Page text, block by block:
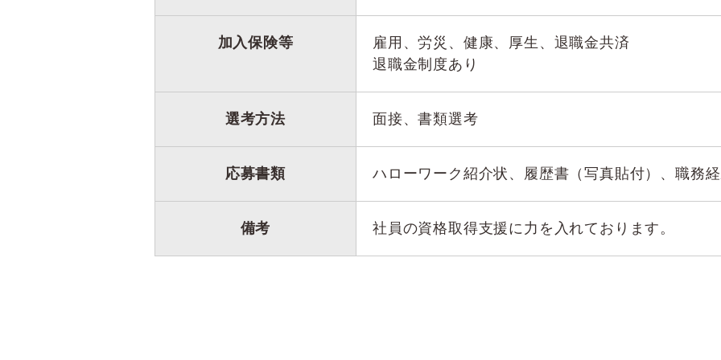
加入保険等
雇用、労災、健康、厚生、退職金共済
退職金制度あり
選考方法 面接、書類選考
応募書類 ハローワーク紹介状、履歴書（写真貼付）、職務
備考 社員の資格取得支援に力を入れております。